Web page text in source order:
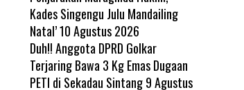
Kades Singengu Julu Mandailing
Natal’10 Agustus 2026
Duh!! Anggota DPRD Golkar
Terjaring Bawa 3 Kg Emas Dugaan
PETI di Sekadau Sintang 9 Agustus